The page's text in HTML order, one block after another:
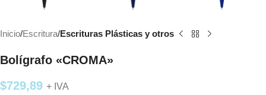
Inicio Escritura Escrituras Plásticas y otros
Bolígrafo «CROMA»
$729,89 + IVA